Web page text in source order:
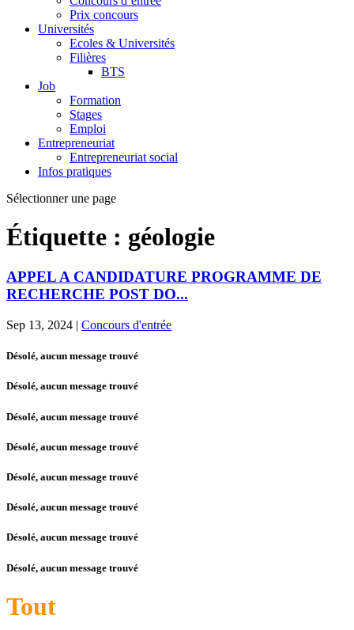
Prix concours
Universités
Ecoles & Universités
Filières
BTS
Job
Formation
Stages
Emploi
Entrepreneuriat
Entrepreneuriat social
Infos pratiques
Sélectionner une page
Étiquette : géologie
APPEL A CANDIDATURE PROGRAMME DE
RECHERCHE POST DO...
Sep 13, 2024 | Concours d'entrée
Désolé, aucun message trouvé
Désolé, aucun message trouvé
Désolé, aucun message trouvé
Désolé, aucun message trouvé
Désolé, aucun message trouvé
Désolé, aucun message trouvé
Désolé, aucun message trouvé
Désolé, aucun message trouvé
Tout